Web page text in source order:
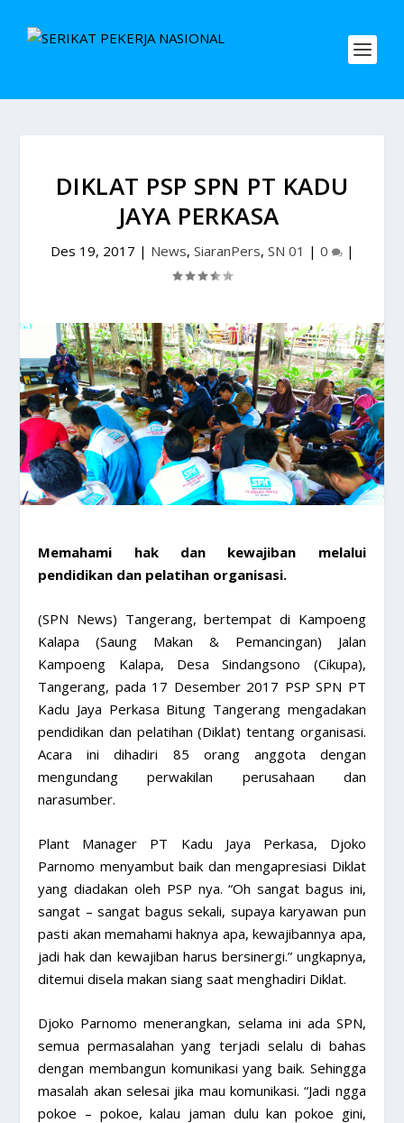
DIKLAT PSP SPN PT KADU
JAYA PERKASA
Des 19, 2017 | News, SiaranPers, SN 01 | 0 |
​Memahami hak dan kewajiban melalui
pendidikan dan pelatihan organisasi.
(SPN News) Tangerang, bertempat di Kampoeng
Kalapa (Saung Makan & Pemancingan) Jalan
Kampoeng Kalapa, Desa Sindangsono (Cikupa),
Tangerang, pada 17 Desember 2017 PSP SPN PT
Kadu Jaya Perkasa Bitung Tangerang mengadakan
pendidikan dan pelatihan (Diklat) tentang organisasi.
Acara ini dihadiri 85 orang anggota dengan
mengundang perwakilan perusahaan dan
narasumber.
Plant Manager PT Kadu Jaya Perkasa, Djoko
Parnomo menyambut baik dan mengapresiasi Diklat
yang diadakan oleh PSP nya. “Oh sangat bagus ini,
sangat – sangat bagus sekali, supaya karyawan pun
pasti akan memahami haknya apa, kewajibannya apa,
jadi hak dan kewajiban harus bersinergi.” ungkapnya,
ditemui disela makan siang saat menghadiri Diklat.
Djoko Parnomo menerangkan, selama ini ada SPN,
semua permasalahan yang terjadi selalu di bahas
dengan membangun komunikasi yang baik. Sehingga
masalah akan selesai jika mau komunikasi. “Jadi ngga
pokoe – pokoe, kalau jaman dulu kan pokoe gini,